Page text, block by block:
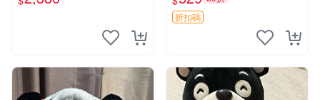
精緻做工
折扣碼